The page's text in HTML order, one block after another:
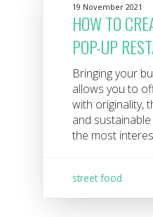
19 November 2021
HOW TO
POP-UP
Bringing your
allows you to
with originality,
and
the most
street food